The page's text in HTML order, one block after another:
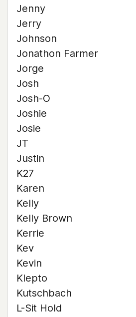
Jenny
Jerry
Johnson
Jonathon Farmer
Jorge
Josh
Josh-O
Joshie
Josie
JT
Justin
K27
Karen
Kelly
Kelly Brown
Kerrie
Kev
Kevin
Klepto
Kutschbach
L-Sit Hold